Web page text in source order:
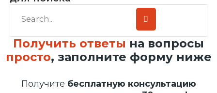
Получить ответы на вопросы
просто, заполните форму ниже
Получите бесплатную консультацию